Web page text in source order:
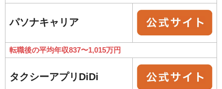
パソナキャリア
転職後の平均年収837〜1,015万円
タクシーアプリDiDi